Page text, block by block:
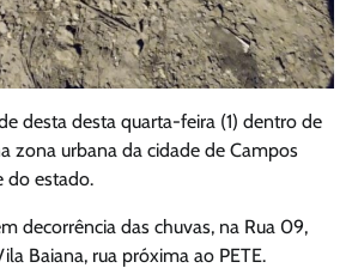
desta desta quarta-feira (1) dentro de
zona urbana da cidade de Campos
do estado.
decorrência das chuvas, na Rua 09,
Baiana, rua próxima ao PETE.